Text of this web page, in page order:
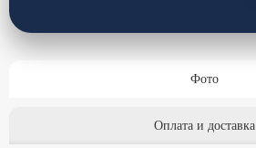
Фото
Оплата и доставка